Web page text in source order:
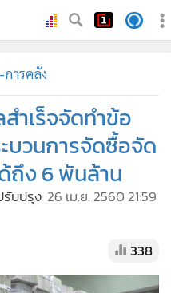
การคลัง
ำเร็จจัดทำข้อ
วนการจัดซื้อจัด
ถึง 6 พันล้าน
รับปรุง: 26 เม.ย. 2560 21:59
338